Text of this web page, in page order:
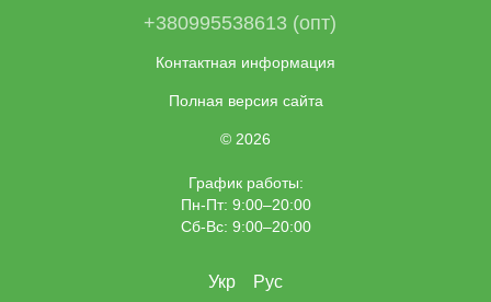
+380995538613 (опт)
Контактная информация
Полная версия сайта
© 2026
График работы:
Пн-Пт: 9:00–20:00
Сб-Вс: 9:00–20:00
Укр Рус